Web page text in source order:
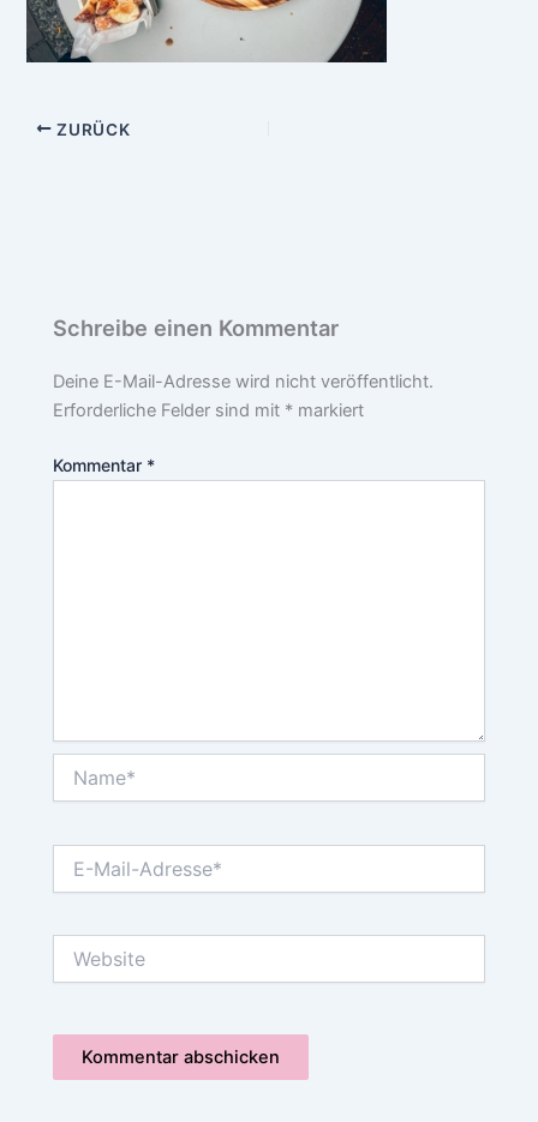
ZURÜCK
Schreibe einen Kommentar
Deine E-Mail-Adresse wird nicht veröffentlicht.
Erforderliche Felder sind mit * markiert
Kommentar *
Mail-